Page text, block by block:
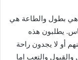
هي بطول والطاعة هي
يطلبون هذه
أو لا يجدون راحة
والتعب اما